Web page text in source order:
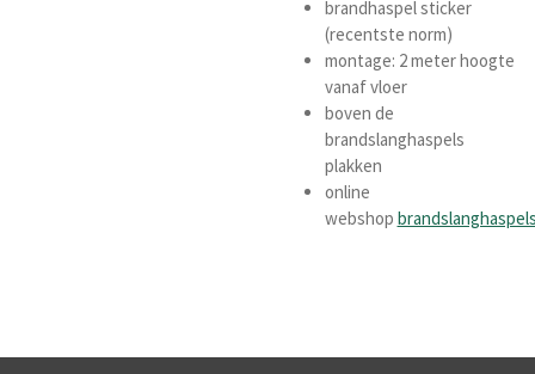
brandhaspel sticker
(recentste norm)
montage: 2 meter hoogte
vanaf vloer
boven de
brandslanghaspels
plakken
online
webshop